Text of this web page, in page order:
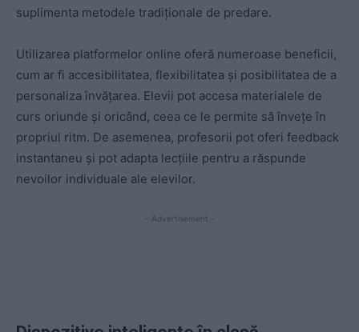
suplimenta metodele tradiționale de predare.
Utilizarea platformelor online oferă numeroase beneficii,
cum ar fi accesibilitatea, flexibilitatea și posibilitatea de a
personaliza învățarea. Elevii pot accesa materialele de
curs oriunde și oricând, ceea ce le permite să învețe în
propriul ritm. De asemenea, profesorii pot oferi feedback
instantaneu și pot adapta lecțiile pentru a răspunde
nevoilor individuale ale elevilor.
- Advertisement -